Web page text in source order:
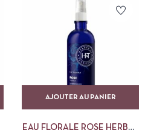
AJOUTER AU PANIER
EAU FLORALE ROSE HERBES